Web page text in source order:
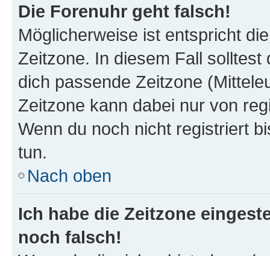
Die Forenuhr geht falsch!
Möglicherweise ist entspricht
Zeitzone. In diesem Fall solltest
dich passende Zeitzone
Zeitzone kann dabei nur von
Wenn du noch nicht registriert
tun.
Nach oben
Ich habe die Zeitzone
noch falsch!